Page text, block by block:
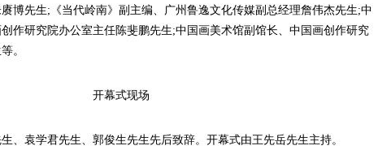
博先生;《当代岭南》副主编、广州鲁逸文化传媒副总经理詹伟杰先生;中
作研究院办公室主任陈斐鹏先生;中国画美术馆副馆长、中国画创作研究
。
开幕式现场
、袁学君先生、郭俊生先生先后致辞。开幕式由王先岳先生主持。